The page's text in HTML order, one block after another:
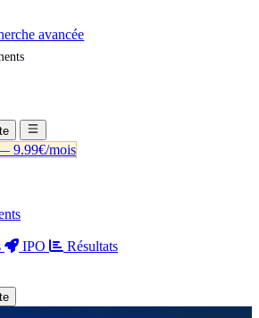
avancée
— 9.99€/mois
IPO
Résultats